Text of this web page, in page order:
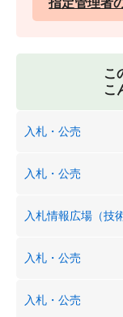
こ
こ
入札・公売
入札・公売
入札情報広場（技
入札・公売
入札・公売